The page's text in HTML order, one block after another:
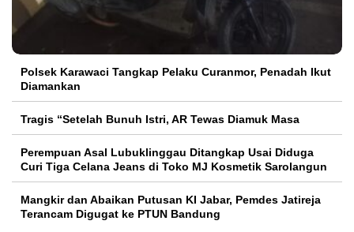
Polsek Karawaci Tangkap Pelaku Curanmor, Penadah Ikut
Diamankan
Tragis “Setelah Bunuh Istri, AR Tewas Diamuk Masa
Perempuan Asal Lubuklinggau Ditangkap Usai Diduga
Curi Tiga Celana Jeans di Toko MJ Kosmetik Sarolangun
Mangkir dan Abaikan Putusan KI Jabar, Pemdes Jatireja
Terancam Digugat ke PTUN Bandung